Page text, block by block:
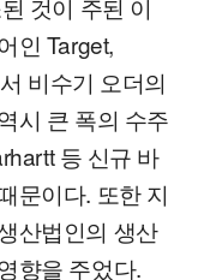
인 Target,
비수기 오더의
시 큰 폭의 수주
등 신규 바
문이다. 또한 지
산법인의 생산
향을 주었다.